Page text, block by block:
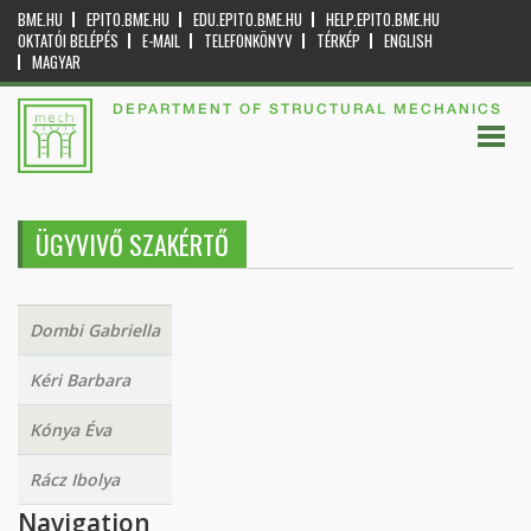
BME.HU EPITO.BME.HU EDU.EPITO.BME.HU
HELP.EPITO.BME.HU
OKTATÓI BELÉPÉS
E-MAIL TELEFONKÖNYV TÉRKÉP
ENGLISH
MAGYAR
DEPARTMENT OF STRUCTURAL MECHANICS
ÜGYVIVŐ SZAKÉRTŐ
Dombi Gabriella
Kéri Barbara
Kónya Éva
Rácz Ibolya
Navigation